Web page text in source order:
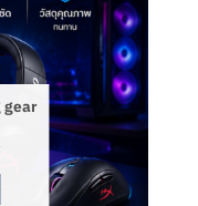
gear